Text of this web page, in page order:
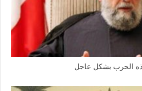
الحرب بشكل عاجل